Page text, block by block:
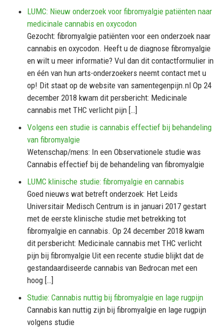
LUMC: Nieuw onderzoek voor fibromyalgie patiënten naar
medicinale cannabis en oxycodon
Gezocht: fibromyalgie patiënten voor een onderzoek naar
cannabis en oxycodon. Heeft u de diagnose fibromyalgie
en wilt u meer informatie? Vul dan dit contactformulier in
en één van hun arts-onderzoekers neemt contact met u
op! Dit staat op de website van samentegenpijn.nl Op 24
december 2018 kwam dit persbericht: Medicinale
cannabis met THC verlicht pijn […]
Volgens een studie is cannabis effectief bij behandeling
van fibromyalgie
Wetenschap/mens: In een Observationele studie was
Cannabis effectief bij de behandeling van fibromyalgie
LUMC klinische studie: fibromyalgie en cannabis
Goed nieuws wat betreft onderzoek: Het Leids
Universitair Medisch Centrum is in januari 2017 gestart
met de eerste klinische studie met betrekking tot
fibromyalgie en cannabis. Op 24 december 2018 kwam
dit persbericht: Medicinale cannabis met THC verlicht
pijn bij fibromyalgie Uit een recente studie blijkt dat de
gestandaardiseerde cannabis van Bedrocan met een
hoog […]
Studie: Cannabis nuttig bij fibromyalgie en lage rugpijn
Cannabis kan nuttig zijn bij fibromyalgie en lage rugpijn
volgens studie